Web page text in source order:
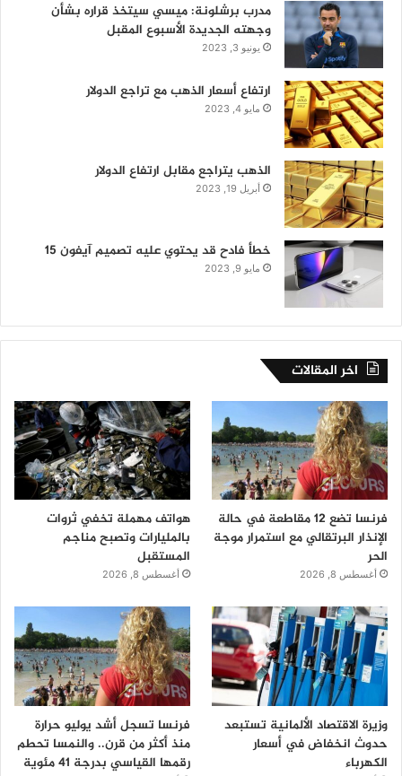
مدرب برشلونة: ميسي سيتخذ قراره بشأن
وجهته الجديدة الأسبوع المقبل
يونيو 3, 2023
ارتفاع أسعار الذهب مع تراجع الدولار
مايو 4, 2023
الذهب يتراجع مقابل ارتفاع الدولار
أبريل 19, 2023
خطأ فادح قد يحتوي عليه تصميم آيفون 15
مايو 9, 2023
اخر المقالات
فرنسا تضع 12 مقاطعة في حالة
الإنذار البرتقالي مع استمرار موجة
الحر
أغسطس 8, 2026
هواتف مهملة تخفي ثروات
بالمليارات وتصبح مناجم
المستقبل
أغسطس 8, 2026
وزيرة الاقتصاد الألمانية تستبعد
حدوث انخفاض في أسعار
الكهرباء
فرنسا تسجل أشد يوليو حرارة
منذ أكثر من قرن.. والنمسا تحطم
رقمها القياسي بدرجة 41 مئوية